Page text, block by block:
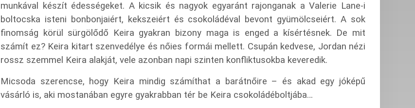
munkával készít édességeket. A kicsik és nagyok egyaránt rajonganak a Valerie Lane-i
boltocska isteni bonbonjaiért, kekszeiért és csokoládéval bevont gyümölcseiért. A sok
finomság körül sürgölődő Keira gyakran bizony maga is enged a kísértésnek. De mit
számít ez? Keira kitart szenvedélye és nőies formái mellett. Csupán kedvese, Jordan nézi
rossz szemmel Keira alakját, vele azonban napi szinten konfliktusokba keveredik.
Micsoda szerencse, hogy Keira mindig számíthat a barátnőire – és akad egy jóképű
vásárló is, aki mostanában egyre gyakrabban tér be Keira csokoládéboltjába…